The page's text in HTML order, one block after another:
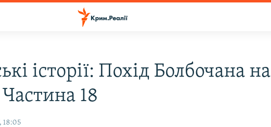
історії: Похід Болбочана на
18
18:05